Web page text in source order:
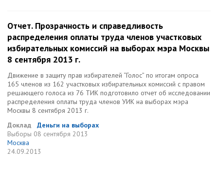
Отчет. Прозрачность и справедливость
распределения оплаты труда членов участковых
избирательных комиссий на выборах мэра Москвы
8 сентября 2013 г.
Движение в защиту прав избирателей “Голос” по итогам опроса
165 членов из 162 участковых избирательных комиссий с правом
решающего голоса из 76 ТИК подготовило отчет об исследовании
распределения оплаты труда членов УИК на выборах мэра
Москвы 8 сентября 2013 г.
Доклад
Деньги на выборах
Выборы 08 сентября 2013
Москва
24.09.2013